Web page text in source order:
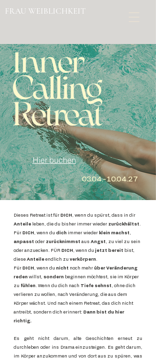
FRAU WEIBLICHKEIT
Hier buchen
03.04.-10.04.27
Dieses Retreat ist für DICH , wenn du spürst, dass in dir
Anteile leben, die du bisher immer wieder zurückhältst .
Für DICH , wenn du dich immer wieder klein machst ,
anpasst oder zurücknimmst aus Angst , zu viel zu sein
oder anzuecken. FÜR DICH , wenn du jetzt bereit bist,
diese Anteile endlich zu verkörpern .
Für DICH , wenn du nicht noch mehr über Veränderung
reden willst, sondern beginnen möchtest, sie im Körper
zu fühlen . Wenn du dich nach Tiefe sehnst , ohne dich
verlieren zu wollen, nach Veränderung, die aus dem
Körper wächst. Und nach einem Retreat, das dich nicht
antreibt, sondern dich erinnert: Dann bist du hier
richtig.
Es geht nicht darum, alte Geschichten erneut zu
durchleben oder ins Drama einzusteigen. Es geht darum,
im Körper anzukommen und von dort aus zu spüren, was